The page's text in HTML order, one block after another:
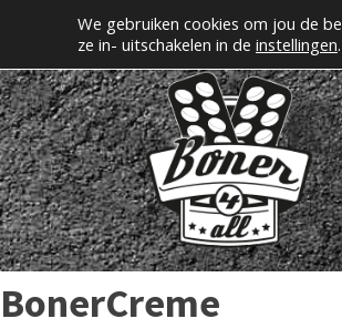
Erectiepillen kopen bij
BonerCreme
We gebruiken cookies om jou de
ze in- uitschakelen in de instellingen.